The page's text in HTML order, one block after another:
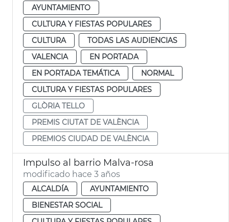
AYUNTAMIENTO
CULTURA Y FIESTAS POPULARES
CULTURA
TODAS LAS AUDIENCIAS
VALENCIA
EN PORTADA
EN PORTADA TEMÁTICA
NORMAL
CULTURA Y FIESTAS POPULARES
GLÒRIA TELLO
PREMIS CIUTAT DE VALÈNCIA
PREMIOS CIUDAD DE VALÈNCIA
Impulso al barrio Malva-rosa
modificado hace 3 años
ALCALDÍA
AYUNTAMIENTO
BIENESTAR SOCIAL